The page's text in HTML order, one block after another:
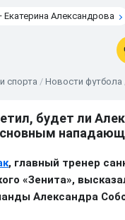
Екатерина Александрова
спорта / Новости футбола
будет ли
, главный тренер
«Зенита»,
Александра